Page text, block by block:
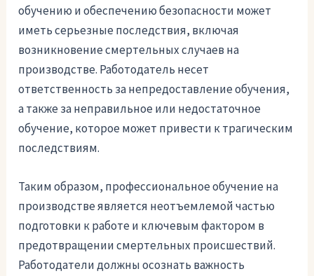
обучению и обеспечению безопасности может
иметь серьезные последствия, включая
возникновение смертельных случаев на
производстве. Работодатель несет
ответственность за непредоставление обучения,
а также за неправильное или недостаточное
обучение, которое может привести к трагическим
последствиям.
Таким образом, профессиональное обучение на
производстве является неотъемлемой частью
подготовки к работе и ключевым фактором в
предотвращении смертельных происшествий.
Работодатели должны осознать важность